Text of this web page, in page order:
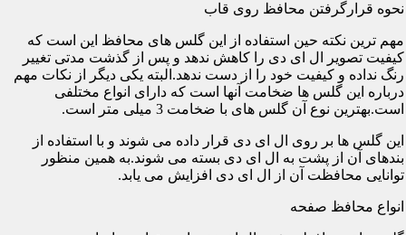
نحوه قرارگرفتن محافظ روی قاب
مهم ترین نکته حین استفاده از این گلس های محافظ این است که
کیفیت تصویر ال ای دی را کاهش ندهد و پس از گذشت مدتی تغییر
رنگ نداده و کیفیت خود را از دست ندهد.البته یکی دیگر از نکات مهم
درباره این گلس ها ضخامت آنها است که دارای انواع مختلفی
است.بهترین نوع آن گلس های با ضخامت 3 میلی متر است.
این گلس ها بر روی ال ای دی قرار داده می شوند و با استفاده از
بندهای آن از پشت به ال ای دی بسته می شوند.به همین منظور
توانایی محافظت آن از ال ای دی افزایش می یابد.
انواع محافظ صفحه